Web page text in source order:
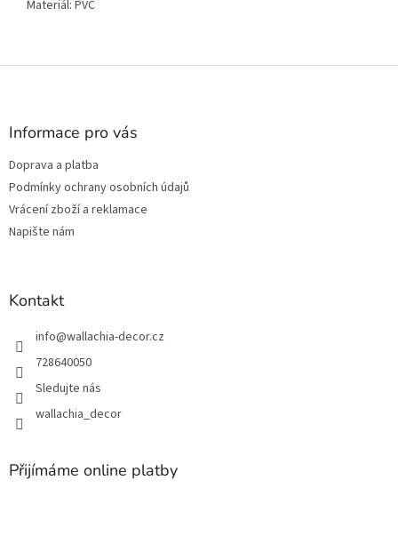
Materiál: PVC
Z
Informace pro vás
Doprava a platba
Podmínky ochrany osobních údajů
Vrácení zboží a reklamace
Napište nám
Kontakt
info@wallachia-decor.cz
728640050
Sledujte nás
wallachia_decor
Přijímáme online platby